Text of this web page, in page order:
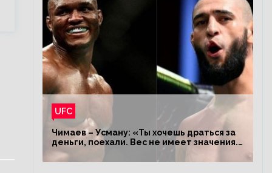
UFC
Чимаев – Усману: «Ты хочешь драться за
деньги, поехали. Вес не имеет значения.
Я – король»